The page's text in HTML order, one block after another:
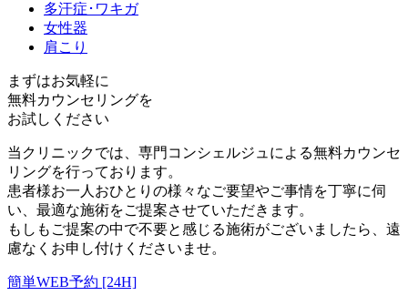
多汗症･ワキガ
女性器
肩こり
まずはお気軽に
無料カウンセリングを
お試しください
当クリニックでは、専門コンシェルジュによる無料カウンセ
リングを行っております。
患者様お一人おひとりの様々なご要望やご事情を丁寧に伺
い、最適な施術をご提案させていただきます。
もしもご提案の中で不要と感じる施術がございましたら、遠
慮なくお申し付けくださいませ。
簡単WEB予約 [24H]